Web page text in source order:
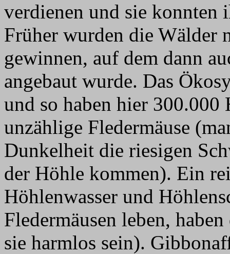
verdienen und sie konnten
Früher wurden die Wälder
gewinnen, auf dem dann
angebaut wurde. Das
und so haben hier
unzählige Fledermäuse
Dunkelheit die riesigen
der Höhle kommen). Ein
Höhlenwasser und
Fledermäusen leben,
sie harmlos sein).